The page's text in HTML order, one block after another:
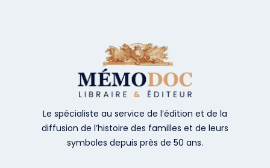
Le spécialiste au service de l’édition et de la
diffusion de l’histoire des familles et de leurs
symboles depuis près de 50 ans.